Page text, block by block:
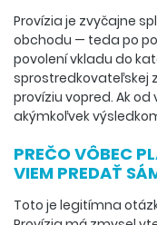
Provízia je zvyčajne
obchodu — teda po
povolení vkladu do
sprostredkovateľskej
províziu vopred. Ak
akýmkoľvek
PREČO VÔBEC
VIEM PREDAŤ
Toto je legitímna